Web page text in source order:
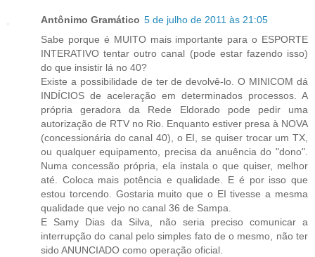
Antônimo Gramático 5 de julho de 2011 às 21:05
Sabe porque é MUITO mais importante para o ESPORTE
INTERATIVO tentar outro canal (pode estar fazendo isso)
do que insistir lá no 40?
Existe a possibilidade de ter de devolvê-lo. O MINICOM dá
INDÍCIOS de aceleração em determinados processos. A
própria geradora da Rede Eldorado pode pedir uma
autorização de RTV no Rio. Enquanto estiver presa à NOVA
(concessionária do canal 40), o EI, se quiser trocar um TX,
ou qualquer equipamento, precisa da anuência do "dono".
Numa concessão própria, ela instala o que quiser, melhor
até. Coloca mais potência e qualidade. E é por isso que
estou torcendo. Gostaria muito que o EI tivesse a mesma
qualidade que vejo no canal 36 de Sampa.
E Samy Dias da Silva, não seria preciso comunicar a
interrupção do canal pelo simples fato de o mesmo, não ter
sido ANUNCIADO como operação oficial.